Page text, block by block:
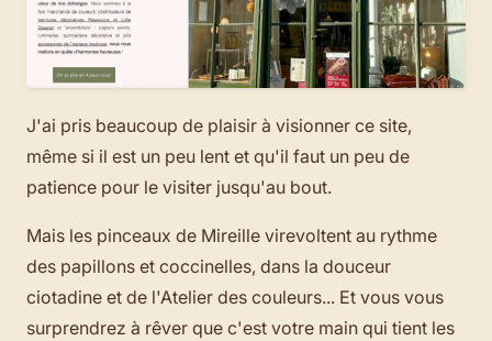
J'ai pris beaucoup de plaisir à visionner ce site,
même si il est un peu lent et qu'il faut un peu de
patience pour le visiter jusqu'au bout.
Mais les pinceaux de Mireille virevoltent au rythme
des papillons et coccinelles, dans la douceur
ciotadine et de l'Atelier des couleurs... Et vous vous
surprendrez à rêver que c'est votre main qui tient les